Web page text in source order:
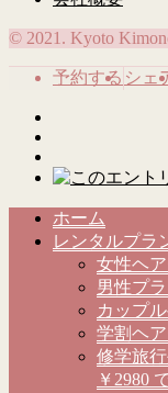
© 2021. Kyoto
予約する シェ
ホーム
レンタルプラ
女性ヘ
男性プ
カップ
学割ヘ
修学旅
￥2980